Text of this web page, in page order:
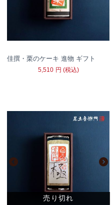
佳撰・栗のケーキ 進物 ギフト
5,510 円 (税込)
売り切れ